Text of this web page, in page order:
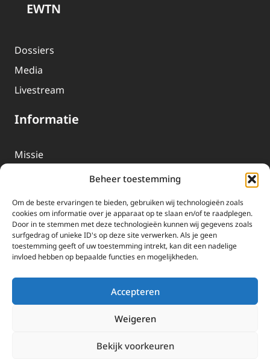
Beheer toestemming
Om de beste ervaringen te bieden, gebruiken wij technologieën zoals
cookies om informatie over je apparaat op te slaan en/of te raadplegen.
Door in te stemmen met deze technologieën kunnen wij gegevens zoals
surfgedrag of unieke ID's op deze site verwerken. Als je geen
toestemming geeft of uw toestemming intrekt, kan dit een nadelige
invloed hebben op bepaalde functies en mogelijkheden.
Accepteren
Weigeren
Bekijk voorkeuren
EWTN
Dossiers
Media
Livestream
Informatie
Missie
EWTN-Team
Organisatiegegevens
Doneren
EWTN wordt uitsluitend gefinancierd door uw donaties.
Wij ontvangen bewust geen advertentie-inkomsten of